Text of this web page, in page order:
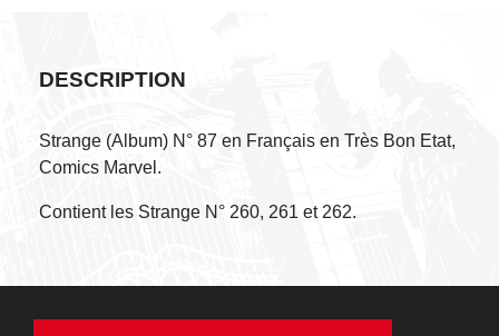
DESCRIPTION
Strange (Album) N° 87 en Français en Très Bon Etat,
Comics Marvel.
Contient les Strange N° 260, 261 et 262.